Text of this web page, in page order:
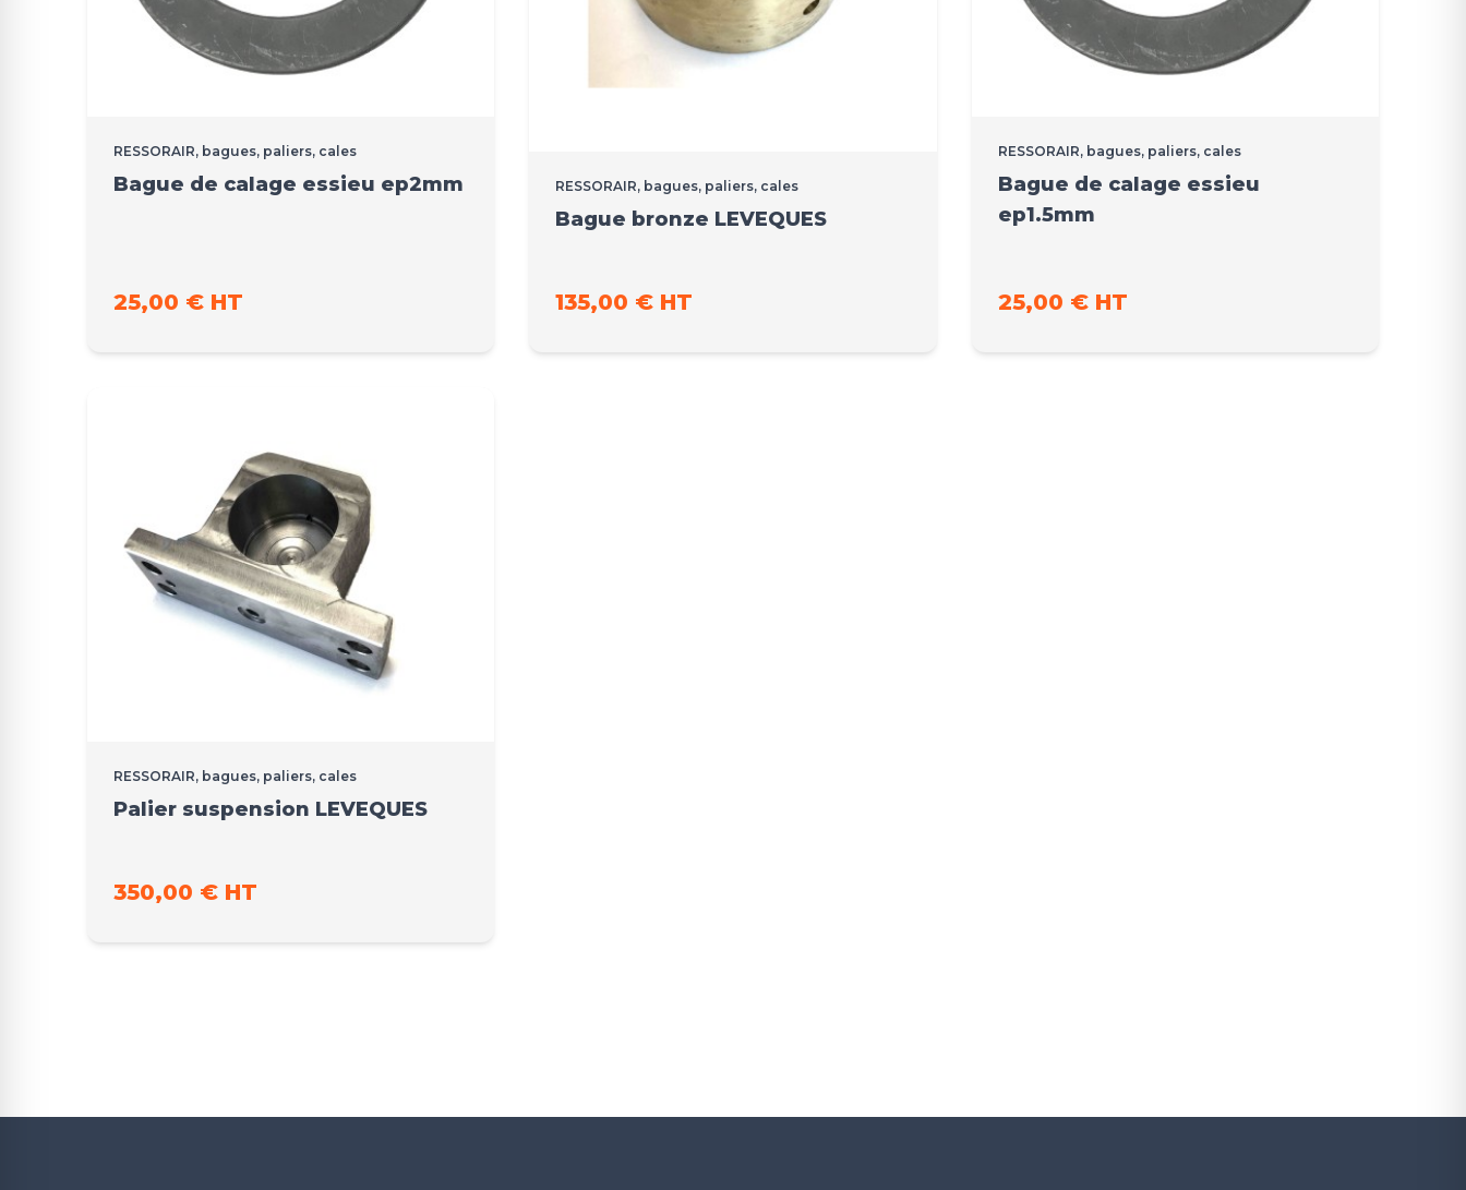
RESSORAIR, bagues, paliers, cales
Bague de calage essieu ep2mm
25,00 € HT
RESSORAIR, bagues, paliers, cales
Bague bronze LEVEQUES
135,00 € HT
RESSORAIR, bagues, paliers, cales
Bague de calage essieu
ep1.5mm
25,00 € HT
RESSORAIR, bagues, paliers, cales
Palier suspension LEVEQUES
350,00 € HT